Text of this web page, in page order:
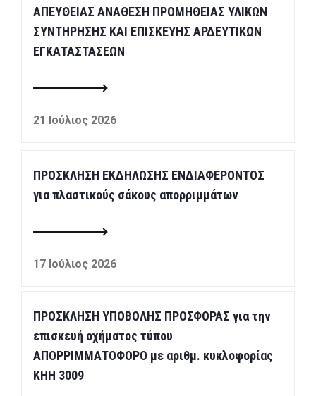
ΑΠΕΥΘΕΙΑΣ ΑΝΑΘΕΣΗ ΠΡΟΜΗΘΕΙΑΣ ΥΛΙΚΩΝ
ΣΥΝΤΗΡΗΣΗΣ ΚΑΙ ΕΠΙΣΚΕΥΗΣ ΑΡΔΕΥΤΙΚΩΝ
ΕΓΚΑΤΑΣΤΑΣΕΩΝ
21 Ιούλιος 2026
ΠΡΟΣΚΛΗΣΗ ΕΚΔΗΛΩΣΗΣ ΕΝΔΙΑΦΕΡΟΝΤΟΣ
για πλαστικούς σάκους απορριμμάτων
17 Ιούλιος 2026
ΠΡΟΣΚΛΗΣΗ ΥΠΟΒΟΛΗΣ ΠΡΟΣΦΟΡΑΣ για την
επισκευή οχήματος τύπου
ΑΠΟΡΡΙΜΜΑΤΟΦΟΡΟ με αριθμ. κυκλοφορίας
ΚΗΗ 3009